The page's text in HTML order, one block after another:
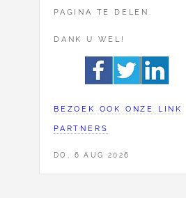
PAGINA TE DELEN.
DANK U WEL!
BEZOEK OOK ONZE LINK
PARTNERS
DO, 6 AUG 2026